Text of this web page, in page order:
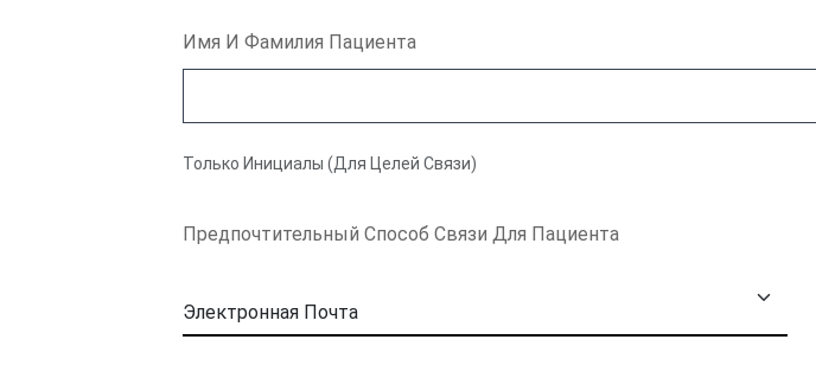
Имя И Фамилия Пациента
Только Инициалы (Для Целей Связи)
Предпочтительный Способ Связи Для Пациента